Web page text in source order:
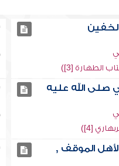
الطهارة [3])
صلى الله عليه
[4])
الموقف ,